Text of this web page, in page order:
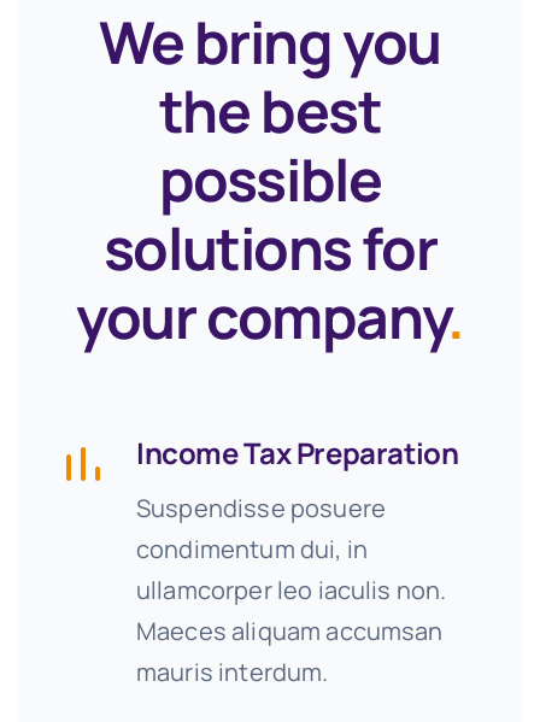
We bring you
the best
possible
solutions for
your company.
Income Tax Preparation
Suspendisse posuere
condimentum dui, in
ullamcorper leo iaculis non.
Maeces aliquam accumsan
mauris interdum.